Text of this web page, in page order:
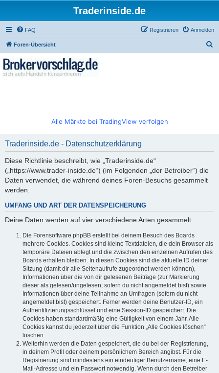
Traderinside.de
FAQ Anmelden
Registrieren
Foren-Übersicht
Alle Märkte bei TradingView verfolgen
Traderinside.de - Datenschutzerklärung
Diese Richtlinie beschreibt, wie „Traderinside.de“
(„https://www.trader-inside.de“) (im Folgenden „der Betreiber“) die
Daten verwendet, die während deines Foren-Besuchs gesammelt
werden.
UMFANG UND ART DER DATENSPEICHERUNG
Deine Daten werden auf vier verschiedene Arten gesammelt:
Die Forensoftware phpBB erstellt bei deinem Besuch des Boards
mehrere Cookies. Cookies sind kleine Textdateien, die dein Browser als
temporäre Dateien ablegt und die zwischen den einzelnen Aufrufen des
Boards erhalten bleiben. In diesen Cookies sind die aktuelle ID deiner
Sitzung (damit dir alle Seitenaufrufe zugeordnet werden können),
Informationen über die von dir gelesenen Beiträge (zur Markierung
dieser als gelesen/ungelesen; sofern du nicht angemeldet bist) sowie
Informationen über deine Teilnahme an Umfragen (sofern du nicht
angemeldet bist) gespeichert. Ferner werden deine Benutzer-ID, ein
Authentifizierungsschlüssel und eine Session-ID gespeichert. Die
Cookies haben standardmäßig eine Gültigkeit von einem Jahr. Alle
Cookies kannst du jederzeit über die Funktion „Alle Cookies löschen“
löschen.
Weiterhin werden die Daten gespeichert, die du bei der Registrierung,
in deinem Profil oder deinem persönlichem Bereich angibst. Für die
Registrierung sind mindestens ein eindeutiger Benutzername, eine E-
Mail-Adresse und ein Passwort notwendig. Wenn durch den Betreiber